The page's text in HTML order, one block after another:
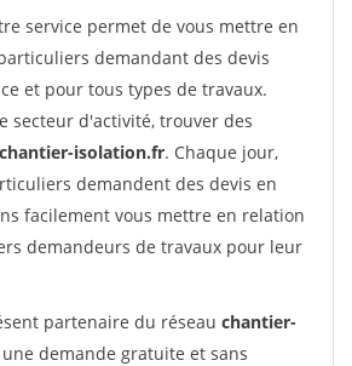
service permet de vous mettre en
demandant des devis
et pour tous types de travaux.
secteur d'activité, trouver des
chantier-isolation.fr. Chaque jour,
demandent des devis en
facilement vous mettre en relation
demandeurs de travaux pour leur
partenaire du réseau chantier-
demande gratuite et sans